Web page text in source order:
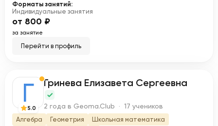
Форматы занятий:
Индивидуальные занятия
от 800 ₽
за занятие
Перейти в профиль
Г
5.0
Гринева Елизавета Сергеевна
2 года в Geoma.Club · 17 учеников
Алгебра Геометрия
Школьная математика